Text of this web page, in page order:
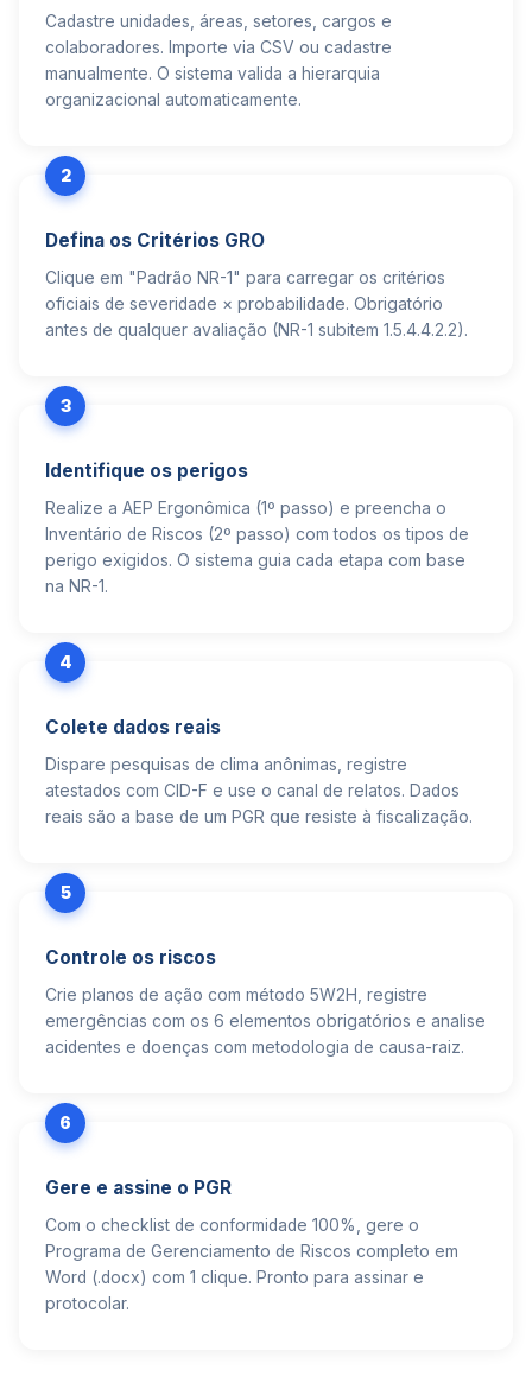
Cadastre unidades, áreas, setores, cargos e
colaboradores. Importe via CSV ou cadastre
manualmente. O sistema valida a hierarquia
organizacional automaticamente.
2
Defina os Critérios GRO
Clique em "Padrão NR-1" para carregar os critérios
oficiais de severidade × probabilidade. Obrigatório
antes de qualquer avaliação (NR-1 subitem 1.5.4.4.2.2).
3
Identifique os perigos
Realize a AEP Ergonômica (1º passo) e preencha o
Inventário de Riscos (2º passo) com todos os tipos de
perigo exigidos. O sistema guia cada etapa com base
na NR-1.
4
Colete dados reais
Dispare pesquisas de clima anônimas, registre
atestados com CID-F e use o canal de relatos. Dados
reais são a base de um PGR que resiste à fiscalização.
5
Controle os riscos
Crie planos de ação com método 5W2H, registre
emergências com os 6 elementos obrigatórios e analise
acidentes e doenças com metodologia de causa-raiz.
6
Gere e assine o PGR
Com o checklist de conformidade 100%, gere o
Programa de Gerenciamento de Riscos completo em
Word (.docx) com 1 clique. Pronto para assinar e
protocolar.